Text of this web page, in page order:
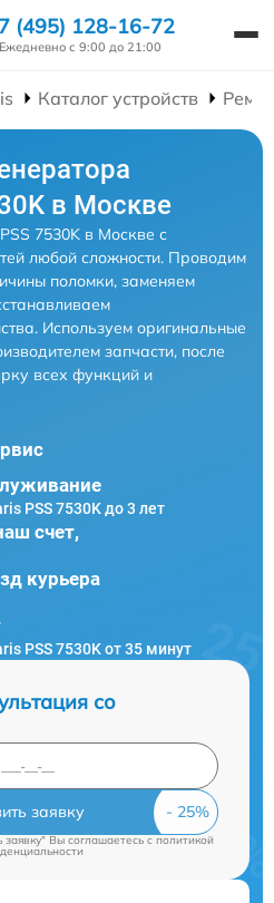
(495) 128-16-72
Ежедневно с 9:00 до 21:00
Каталог устройств
в Москве
7530K в Москве с
любой сложности. Проводим
поломки, заменяем
Используем оригинальные
запчасти, после
всех функций и
PSS 7530K до 3 лет
счет,
курьера
PSS 7530K от 35 минут
со
заявку
Вы соглашаетесь cполитикой